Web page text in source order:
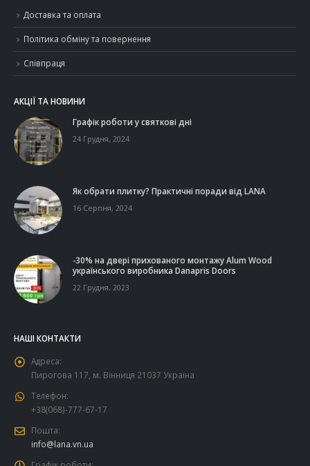
Доставка та оплата
Політика обміну та повернення
Співпраця
АКЦІЇ ТА НОВИНИ
Графік роботи у святкові дні
24 Грудня, 2024
Як обрати плитку? Практичні поради від LANA
16 Серпня, 2024
-30% на двері прихованого монтажу Alum Wood
українського виробника Danapris Doors
22 Грудня, 2023
НАШІ КОНТАКТИ
Адреса:
Пирогова 117, м. Вінниця 21037 Україна
Телефон:
+38(068)-777-67-17
Пошта:
info@lana.vn.ua